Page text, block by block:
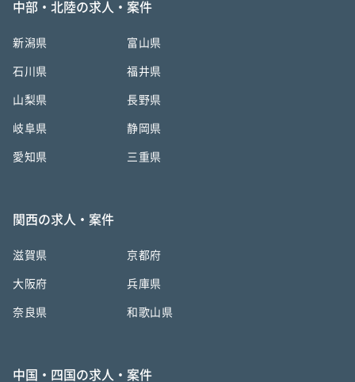
中部・北陸の求人・案件
新潟県 富山県
石川県 福井県
山梨県 長野県
岐阜県 静岡県
愛知県 三重県
関西の求人・案件
滋賀県 京都府
大阪府 兵庫県
奈良県 和歌山県
中国・四国の求人・案件